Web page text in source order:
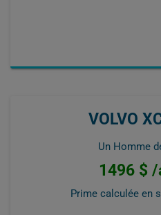
VOLVO
Un Homme
1496 $
Prime calculée en